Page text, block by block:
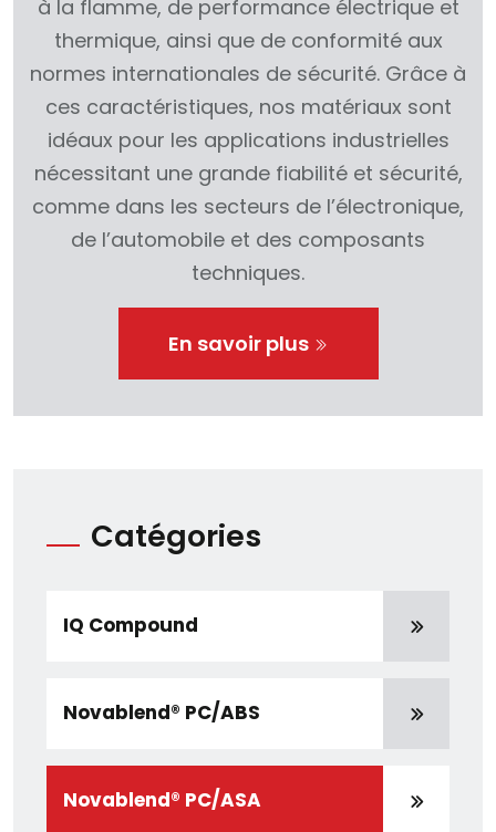
Catégories
IQ Compound
Novablend® PC/ABS
Novablend® PC/ASA
à la flamme, de performance électrique et
thermique, ainsi que de conformité aux
normes internationales de sécurité. Grâce à
ces caractéristiques, nos matériaux sont
idéaux pour les applications industrielles
nécessitant une grande fiabilité et sécurité,
comme dans les secteurs de l’électronique,
de l’automobile et des composants
techniques.
En savoir plus